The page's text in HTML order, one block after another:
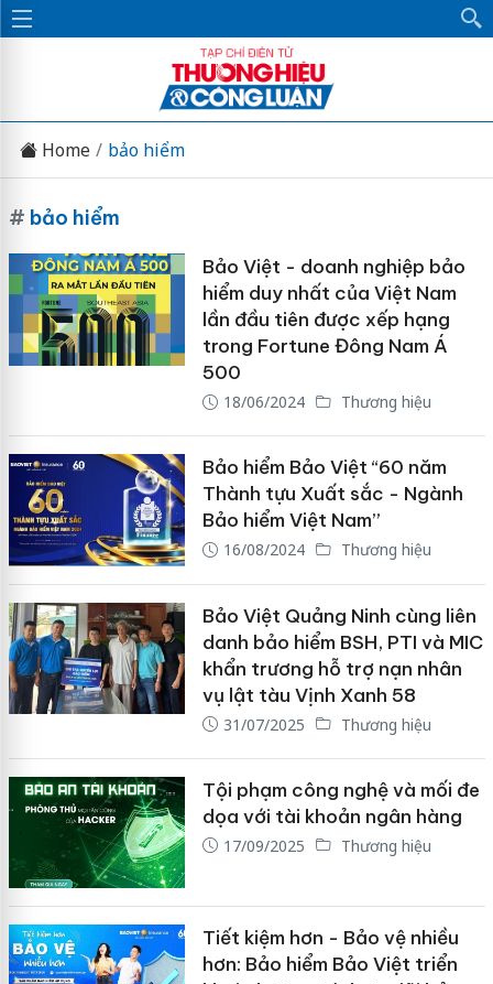
Home bảo hiểm
# bảo hiểm
Bảo Việt - doanh nghiệp bảo
hiểm duy nhất của Việt Nam
lần đầu tiên được xếp hạng
trong Fortune Đông Nam Á
500
18/06/2024 Thương hiệu
Bảo hiểm Bảo Việt “60 năm
Thành tựu Xuất sắc - Ngành
Bảo hiểm Việt Nam”
16/08/2024 Thương hiệu
Bảo Việt Quảng Ninh cùng liên
danh bảo hiểm BSH, PTI và MIC
khẩn trương hỗ trợ nạn nhân
vụ lật tàu Vịnh Xanh 58
31/07/2025 Thương hiệu
Tội phạm công nghệ và mối đe
dọa với tài khoản ngân hàng
17/09/2025 Thương hiệu
Tiết kiệm hơn - Bảo vệ nhiều
hơn: Bảo hiểm Bảo Việt triển